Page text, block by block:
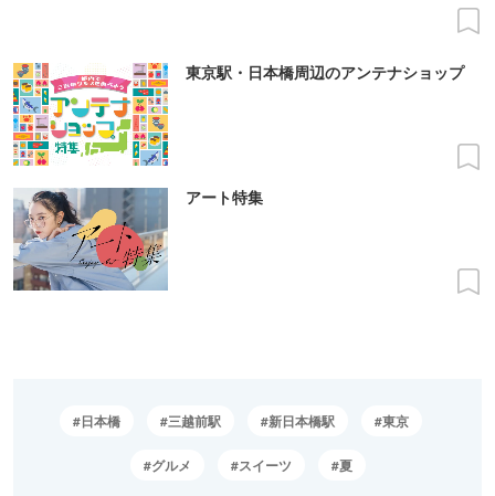
東京駅・日本橋周辺のアンテナショップ
アート特集
日本橋 三越前駅 新日本橋駅 東京
グルメ スイーツ 夏